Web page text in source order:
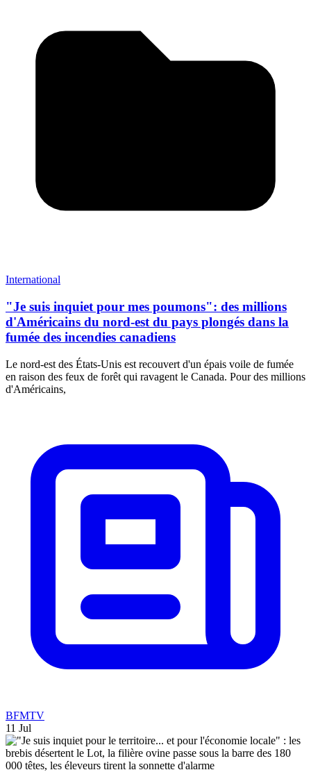
International
"Je suis inquiet pour mes poumons": des millions
d'Américains du nord-est du pays plongés dans la
fumée des incendies canadiens
Le nord-est des États-Unis est recouvert d'un épais voile de fumée
en raison des feux de forêt qui ravagent le Canada. Pour des millions
d'Américains,
BFMTV
11 Jul